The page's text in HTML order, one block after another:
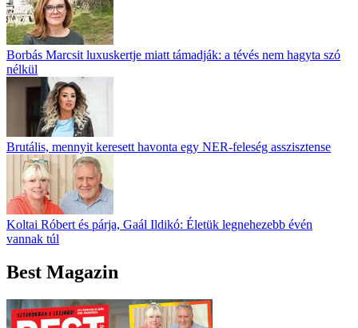
Borbás Marcsit luxuskertje miatt támadják: a tévés nem hagyta szó
nélkül
Brutális, mennyit keresett havonta egy NER-feleség asszisztense
Koltai Róbert és párja, Gaál Ildikó: Életük legnehezebb évén
vannak túl
Best Magazin